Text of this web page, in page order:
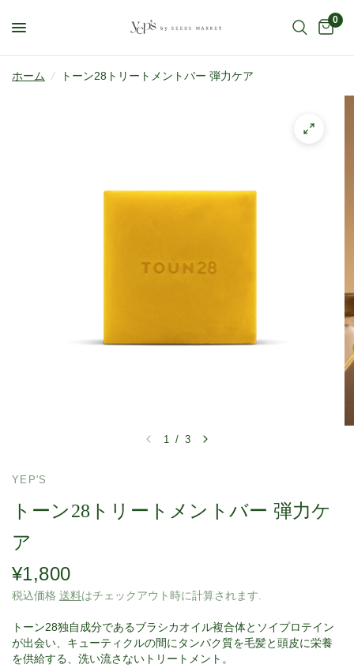
0
ホーム / トーン28トリートメントバー 弾力ケア
1 / 3
YEP'S
トーン28トリートメントバー 弾力ケ
ア
¥1,800
税込価格 送料はチェックアウト時に計算されます.
トーン28独自成分であるブラシカオイル複合体とソイプロテイン
が出会い、キューティクルの間にタンパク質を毛髪と頭皮に栄養
を供給する、洗い流さないトリートメント。